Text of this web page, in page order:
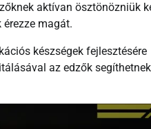
aktívan ösztönözniük
magát.
készségek fejlesztésére
az edzők segíthetnek